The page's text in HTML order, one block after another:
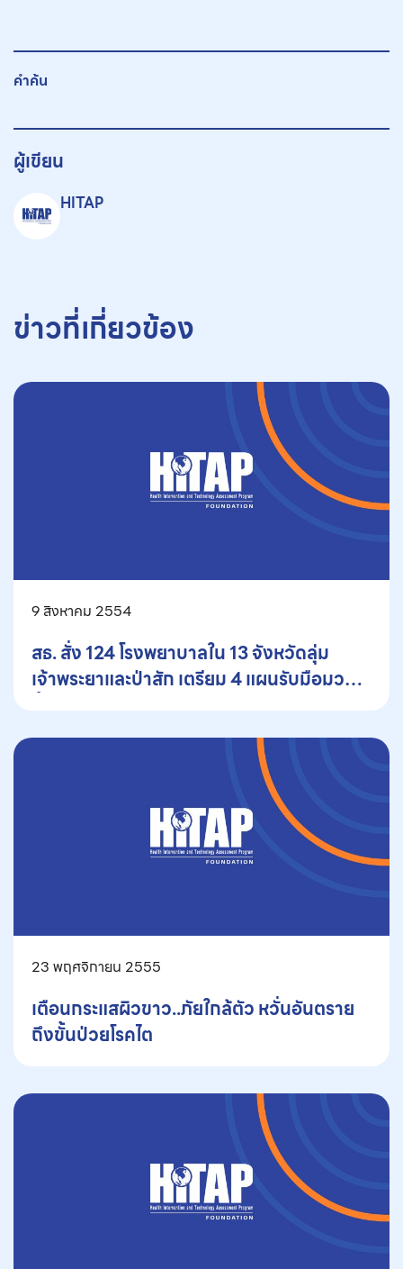
คำค้น
ผู้เขียน
HITAP
ข่าวที่เกี่ยวข้อง
9 สิงหาคม 2554
สธ. สั่ง 124 โรงพยาบาลใน 13 จังหวัดลุ่ม
เจ้าพระยาและป่าสัก เตรียม 4 แผนรับมือมวล
23 พฤศจิกายน 2555
เตือนกระแสผิวขาว..ภัยใกล้ตัว หวั่นอันตราย
ถึงขั้นป่วยโรคไต